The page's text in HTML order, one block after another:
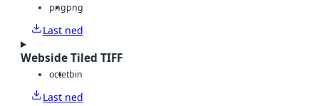
pngpng
Last ned
Webside Tiled TIFF
octetbin
Last ned